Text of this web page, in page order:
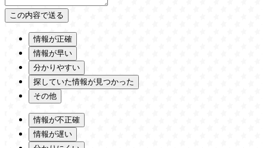
情報が正確
情報が早い
分かりやすい
探していた情報が見つかった
その他
情報が不正確
情報が遅い